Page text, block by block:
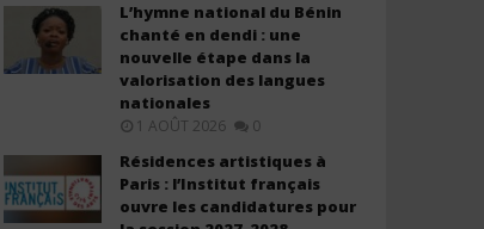
après sa sortie, «
» d'Aya Nakamura
un phénomène en Chine
GIMS ft. Mauvais Djo -
février
2026
Stone
L’hymne national du Bénin
chanté en dendi : une
nouvelle étape dans la
valorisation des langues
nationales
1 AOÛT 2026 0
Résidences artistiques à
Paris : l’Institut français
ouvre les candidatures pour